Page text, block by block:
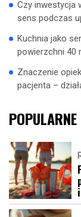
Czy inwestycja
sens podczas
Kuchnia jako
powierzchni 40
Znaczenie
pacjenta –
POPULARNE